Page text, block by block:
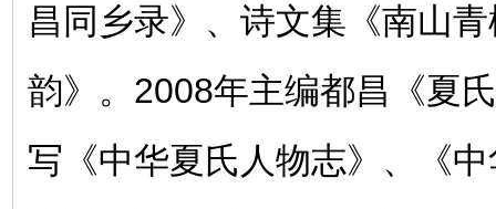
昌同乡录》、诗文集《南山
韵》。2008年主编都昌《夏
写《中华夏氏人物志》、《